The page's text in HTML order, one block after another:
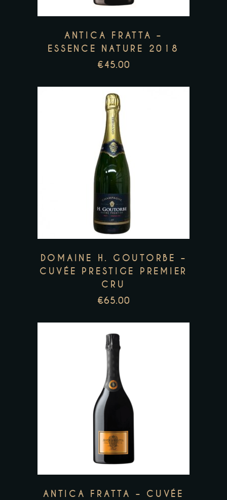
ANTICA FRATTA –
ESSENCE NATURE 2018
€45.00
DOMAINE H. GOUTORBE –
CUVÉE PRESTIGE PREMIER
CRU
€65.00
ANTICA FRATTA – CUVÉE